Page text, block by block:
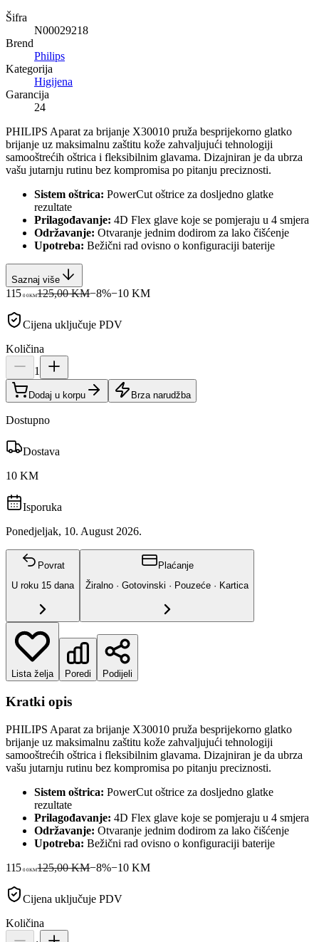
Šifra
N00029218
Brend
Philips
Kategorija
Higijena
Garancija
24
PHILIPS Aparat za brijanje X30010 pruža besprijekorno glatko
brijanje uz maksimalnu zaštitu kože zahvaljujući tehnologiji
samooštrećih oštrica i fleksibilnim glavama. Dizajniran je da ubrza
vašu jutarnju rutinu bez kompromisa po pitanju preciznosti.
Sistem oštrica: PowerCut oštrice za dosljedno glatke
rezultate
Prilagođavanje: 4D Flex glave koje se pomjeraju u 4 smjera
Održavanje: Otvaranje jednim dodirom za lako čišćenje
Upotreba: Bežični rad ovisno o konfiguraciji baterije
Saznaj više
115 00KM125,00 KM−8%−10 KM
Cijena uključuje PDV
Količina
1
Dodaj u korpu Brza narudžba
Dostupno
Dostava
10 KM
Isporuka
Ponedjeljak, 10. August 2026.
Povrat
U roku 15 dana
Plaćanje
Žiralno · Gotovinski · Pouzeće · Kartica
Lista želja Poredi Podijeli
Kratki opis
PHILIPS Aparat za brijanje X30010 pruža besprijekorno glatko
brijanje uz maksimalnu zaštitu kože zahvaljujući tehnologiji
samooštrećih oštrica i fleksibilnim glavama. Dizajniran je da ubrza
vašu jutarnju rutinu bez kompromisa po pitanju preciznosti.
Sistem oštrica: PowerCut oštrice za dosljedno glatke
rezultate
Prilagođavanje: 4D Flex glave koje se pomjeraju u 4 smjera
Održavanje: Otvaranje jednim dodirom za lako čišćenje
Upotreba: Bežični rad ovisno o konfiguraciji baterije
115 00KM125,00 KM−8%−10 KM
Cijena uključuje PDV
Količina